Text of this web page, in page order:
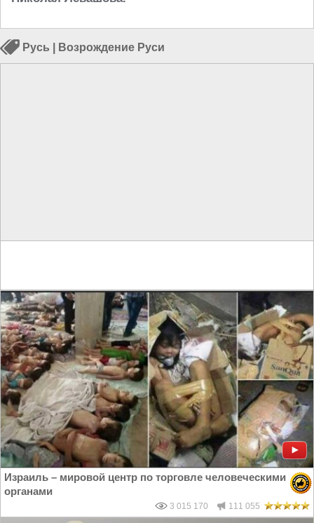
Русь Возрождение Руси
Израиль – мировой центр по торговле человеческими
органами
3 015 170 111 055